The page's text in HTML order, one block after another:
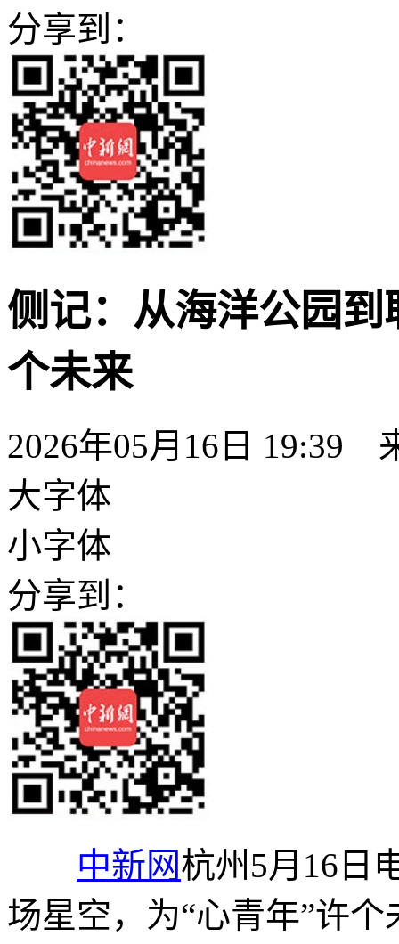
分享到：
侧记：从海洋公园
个未来
2026年05月16日 19:39
大字体
小字体
分享到：
中新网杭州5月16日
场星空，为“心青年”许个